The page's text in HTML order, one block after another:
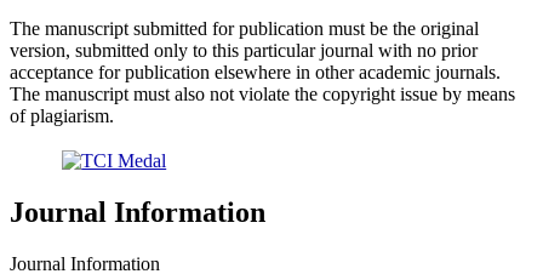
The manuscript submitted for publication must be the original
version, submitted only to this particular journal with no prior
acceptance for publication elsewhere in other academic journals.
The manuscript must also not violate the copyright issue by means
of plagiarism.
Journal Information
Journal Information